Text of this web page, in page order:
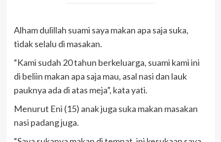
Alham dulillah suami saya makan apa saja suka,
tidak selalu di masakan.
“Kami sudah 20 tahun berkeluarga, suami kami ini
di beliin makan apa saja mau, asal nasi dan lauk
pauknya ada di atas meja”, kata yati.
Menurut Eni (15) anak juga suka makan masakan
nasi padang juga.